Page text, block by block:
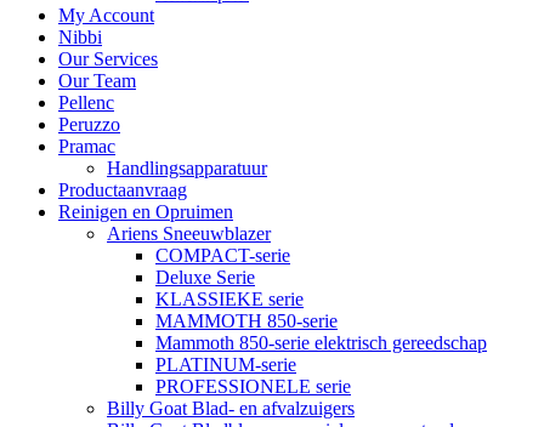
My Account
Nibbi
Our Services
Our Team
Pellenc
Peruzzo
Pramac
Handlingsapparatuur
Productaanvraag
Reinigen en Opruimen
Ariens Sneeuwblazer
COMPACT-serie
Deluxe Serie
KLASSIEKE serie
MAMMOTH 850-serie
Mammoth 850-serie elektrisch gereedschap
PLATINUM-serie
PROFESSIONELE serie
Billy Goat Blad- en afvalzuigers